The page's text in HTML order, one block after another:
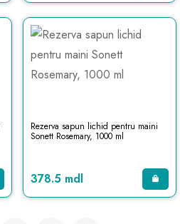
Rezerva sapun lichid pentru maini
Sonett Rosemary, 1000 ml
378.5 mdl